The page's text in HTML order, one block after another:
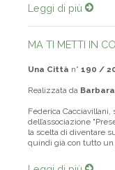
Leggi di più
MA TI METTI IN
Una Città n° 190 /
Realizzata da
Federica
dell’associazione
la scelta di diventare
quindi già con tutto un